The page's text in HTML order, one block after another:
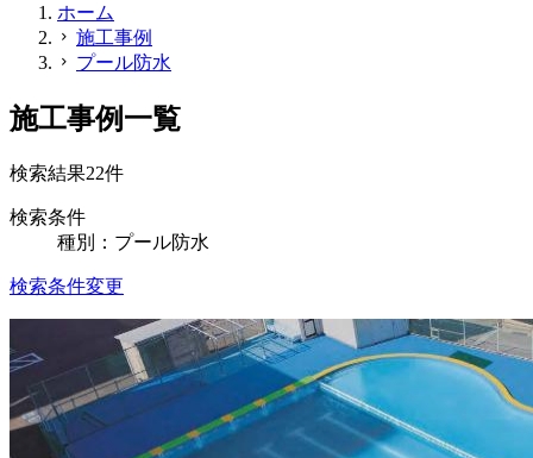
ホーム
chevron_right 施工事例
chevron_right プール防水
施工事例一覧
検索結果22件
検索条件
種別：プール防水
検索条件変更